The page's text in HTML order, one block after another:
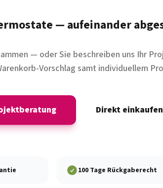
— aufeinander
— oder Sie beschreiben uns Ihr
Vorschlag samt individuellem
Direkt einkaufen
100 Tage Rückgaberecht